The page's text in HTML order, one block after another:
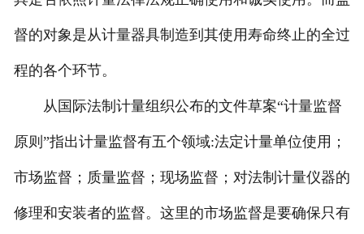
督的对象是从计量器具制造到其使用寿命终止的全过
程的各个环节。
从国际法制计量组织公布的文件草案“计量监督
原则”指出计量监督有五个领域:法定计量单位使用；
市场监督；质量监督；现场监督；对法制计量仪器的
修理和安装者的监督。这里的市场监督是要确保只有